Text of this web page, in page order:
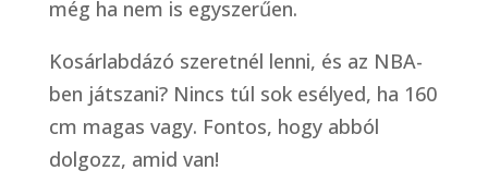
még ha nem is egyszerűen.
Kosárlabdázó szeretnél lenni, és az NBA-
ben játszani? Nincs túl sok esélyed, ha 160
cm magas vagy. Fontos, hogy abból
dolgozz, amid van!